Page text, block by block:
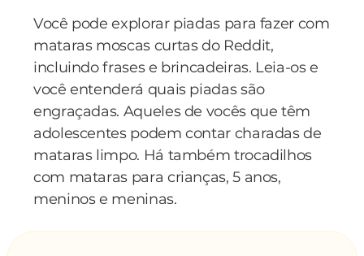
Você pode explorar piadas para fazer com
mataras moscas curtas do Reddit,
incluindo frases e brincadeiras. Leia-os e
você entenderá quais piadas são
engraçadas. Aqueles de vocês que têm
adolescentes podem contar charadas de
mataras limpo. Há também trocadilhos
com mataras para crianças, 5 anos,
meninos e meninas.